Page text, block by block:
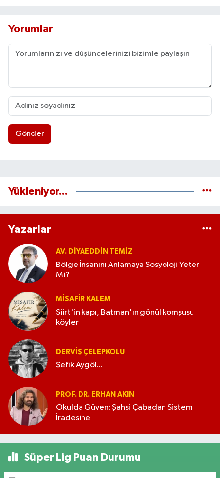
Yorumlar
Gönder
Yükleniyor...
Yazarlar
AV. DIYAEDDIN TEMIZ
Bölge İnsanını Anlamaya Sosyoloji Yeter
Mi?
MISAFIR KALEM
Siirt'in kapı, Batman'ın gönül komşusu
köyler
DERVIŞ ÇELEPKOLU
Şefik Aygöl...
PROF. DR. ERHAN AKIN
Okulda Güven: Şahsi Çabadan Sistem
İradesine
Süper Lig Puan Durumu